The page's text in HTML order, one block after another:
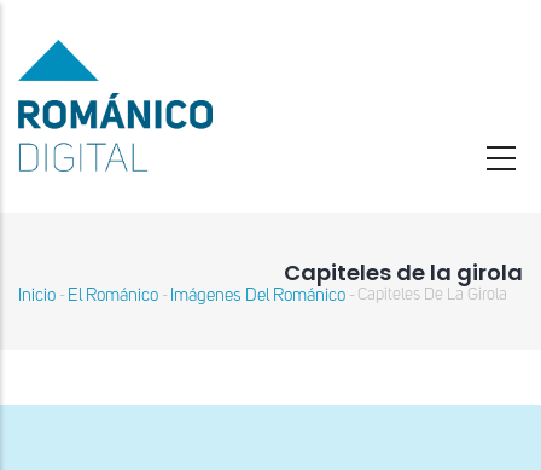
contenido
principal
Capiteles de la girola
Sobrescribir
Inicio - El Románico - Imágenes Del Románico - Capiteles De La Girola